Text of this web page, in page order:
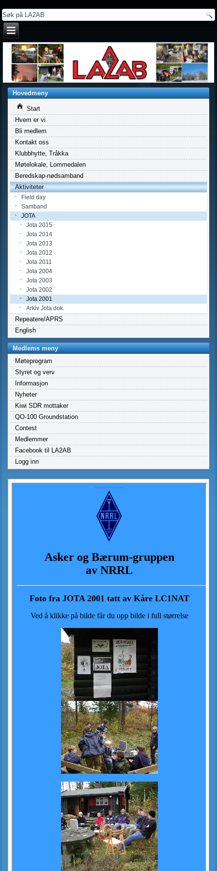
Hovedmeny
Start
Hvem er vi
Bli medlem
Kontakt oss
Klubbhytte, Tråkka
Møtelokale, Lommedalen
Beredskap-nødsamband
Aktiviteter
Field day
Samband
JOTA
Jota 2015
Jota 2014
Jota 2013
Jota 2012
Jota 2011
Jota 2004
Jota 2003
Jota 2002
Jota 2001
Arkiv Jota dok.
Repeatere/APRS
English
Medlems meny
Møteprogram
Styret og verv
Informasjon
Nyheter
Kiwi SDR mottaker
QO-100 Groundstation
Contest
Medlemmer
Facebook til LA2AB
Logg inn